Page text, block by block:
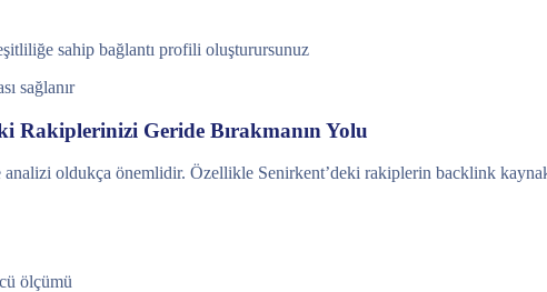
sahip bağlantı profili oluşturursunuz
sağlanır
Rakiplerinizi Geride Bırakmanın Yolu
oldukça önemlidir. Özellikle Senirkent’deki rakiplerin backlink
ölçümü